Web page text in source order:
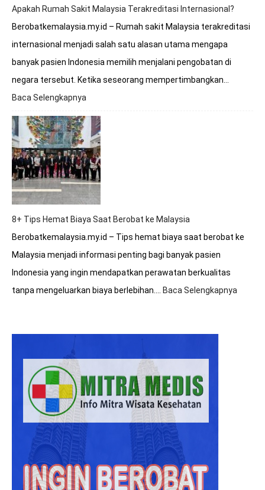
Apakah Rumah Sakit Malaysia Terakreditasi Internasional?
Berobatkemalaysia.my.id – Rumah sakit Malaysia terakreditasi
internasional menjadi salah satu alasan utama mengapa
banyak pasien Indonesia memilih menjalani pengobatan di
negara tersebut. Ketika seseorang mempertimbangkan…
Baca Selengkapnya
Rumah
Sakit
Malaysia
Terakreditasi
Internasional?
8+ Tips Hemat Biaya Saat Berobat ke Malaysia
Berobatkemalaysia.my.id – Tips hemat biaya saat berobat ke
Malaysia menjadi informasi penting bagi banyak pasien
Indonesia yang ingin mendapatkan perawatan berkualitas
tanpa mengeluarkan biaya berlebihan.… Baca Selengkapnya